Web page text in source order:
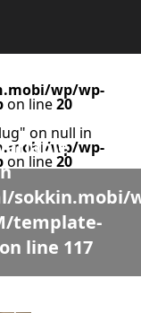
wp/wp-
on line20
on null in
wp/wp-
on line20
sokkin.mobi/
template-
on line 117